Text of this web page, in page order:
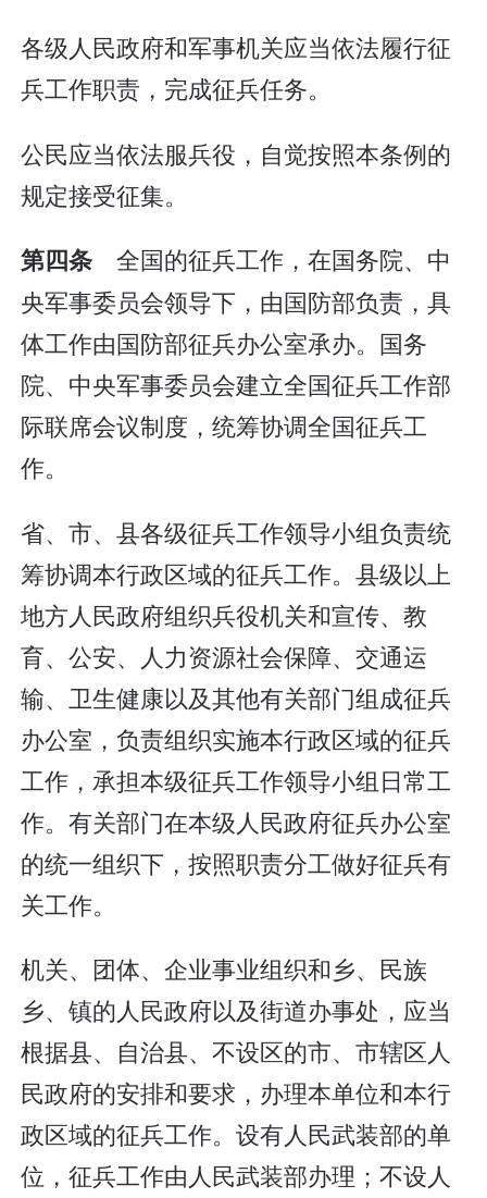
各级人民政府和军事机关应当依法履行征
兵工作职责，完成征兵任务。
公民应当依法服兵役，自觉按照本条例的
规定接受征集。
第四条 全国的征兵工作，在国务院、中
央军事委员会领导下，由国防部负责，具
体工作由国防部征兵办公室承办。国务
院、中央军事委员会建立全国征兵工作部
际联席会议制度，统筹协调全国征兵工
作。
省、市、县各级征兵工作领导小组负责统
筹协调本行政区域的征兵工作。县级以上
地方人民政府组织兵役机关和宣传、教
育、公安、人力资源社会保障、交通运
输、卫生健康以及其他有关部门组成征兵
办公室，负责组织实施本行政区域的征兵
工作，承担本级征兵工作领导小组日常工
作。有关部门在本级人民政府征兵办公室
的统一组织下，按照职责分工做好征兵有
关工作。
机关、团体、企业事业组织和乡、民族
乡、镇的人民政府以及街道办事处，应当
根据县、自治县、不设区的市、市辖区人
民政府的安排和要求，办理本单位和本行
政区域的征兵工作。设有人民武装部的单
位，征兵工作由人民武装部办理；不设人